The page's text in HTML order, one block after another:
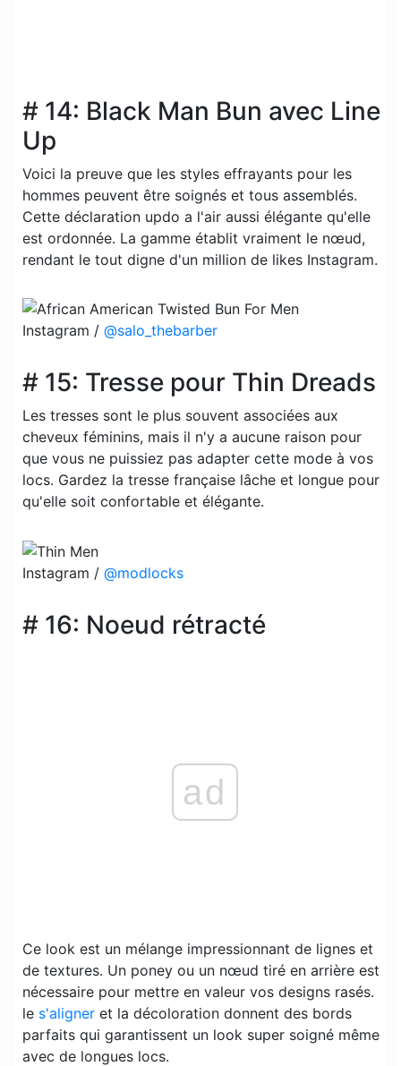
# 14: Black Man Bun avec Line
Up
Voici la preuve que les styles effrayants pour les
hommes peuvent être soignés et tous assemblés.
Cette déclaration updo a l'air aussi élégante qu'elle
est ordonnée. La gamme établit vraiment le nœud,
rendant le tout digne d'un million de likes Instagram.
Instagram / @salo_thebarber
# 15: Tresse pour Thin Dreads
Les tresses sont le plus souvent associées aux
cheveux féminins, mais il n'y a aucune raison pour
que vous ne puissiez pas adapter cette mode à vos
locs. Gardez la tresse française lâche et longue pour
qu'elle soit confortable et élégante.
Instagram / @modlocks
# 16: Noeud rétracté
ad
Ce look est un mélange impressionnant de lignes et
de textures. Un poney ou un nœud tiré en arrière est
nécessaire pour mettre en valeur vos designs rasés.
le s'aligner et la décoloration donnent des bords
parfaits qui garantissent un look super soigné même
avec de longues locs.